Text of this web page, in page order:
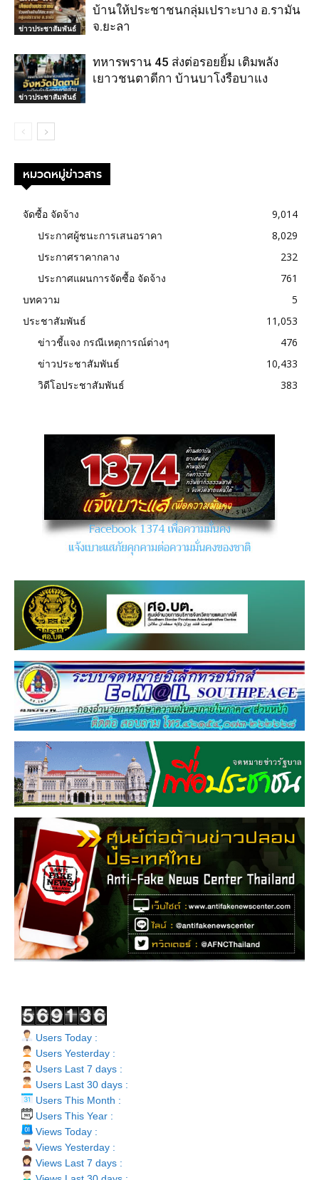
ข่าวประชาสัมพันธ์
บ้านให้ประชาชนกลุ่มเปราะบาง อ.รามัน
จ.ยะลา
ข่าวประชาสัมพันธ์
ทหารพราน 45 ส่งต่อรอยยิ้ม เติมพลัง
เยาวชนตาดีกา บ้านบาโงรือบาแง
หมวดหมู่ข่าวสาร
จัดซื้อ จัดจ้าง
9,014
ประกาศผู้ชนะการเสนอราคา
8,029
ประกาศราคากลาง
232
ประกาศแผนการจัดซื้อ จัดจ้าง
761
บทความ
5
ประชาสัมพันธ์
11,053
ข่าวชี้แจง กรณีเหตุการณ์ต่างๆ
476
ข่าวประชาสัมพันธ์
10,433
วิดีโอประชาสัมพันธ์
383
Users Today :
Users Yesterday :
Users Last 7 days :
Users Last 30 days :
Users This Month :
Users This Year :
Views Today :
Views Yesterday :
Views Last 7 days :